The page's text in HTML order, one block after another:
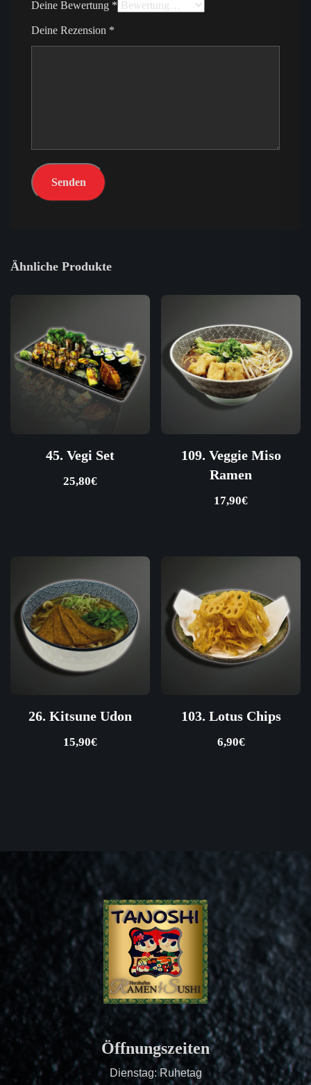
Deine Bewertung *
Deine Rezension *
Ähnliche Produkte
45. Vegi Set
25,80€
109. Veggie Miso
Ramen
17,90€
26. Kitsune Udon
15,90€
103. Lotus Chips
6,90€
Öffnungszeiten
Dienstag: Ruhetag